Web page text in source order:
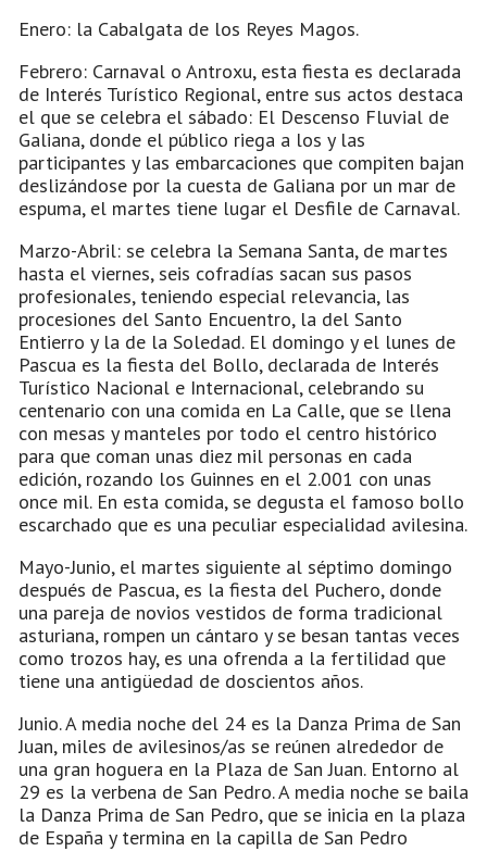
Enero: la Cabalgata de los Reyes Magos.
Febrero: Carnaval o Antroxu, esta fiesta es declarada
de Interés Turístico Regional, entre sus actos destaca
el que se celebra el sábado: El Descenso Fluvial de
Galiana, donde el público riega a los y las
participantes y las embarcaciones que compiten bajan
deslizándose por la cuesta de Galiana por un mar de
espuma, el martes tiene lugar el Desfile de Carnaval.
Marzo-Abril: se celebra la Semana Santa, de martes
hasta el viernes, seis cofradías sacan sus pasos
profesionales, teniendo especial relevancia, las
procesiones del Santo Encuentro, la del Santo
Entierro y la de la Soledad. El domingo y el lunes de
Pascua es la fiesta del Bollo, declarada de Interés
Turístico Nacional e Internacional, celebrando su
centenario con una comida en La Calle, que se llena
con mesas y manteles por todo el centro histórico
para que coman unas diez mil personas en cada
edición, rozando los Guinnes en el 2.001 con unas
once mil. En esta comida, se degusta el famoso bollo
escarchado que es una peculiar especialidad avilesina.
Mayo-Junio, el martes siguiente al séptimo domingo
después de Pascua, es la fiesta del Puchero, donde
una pareja de novios vestidos de forma tradicional
asturiana, rompen un cántaro y se besan tantas veces
como trozos hay, es una ofrenda a la fertilidad que
tiene una antigüedad de doscientos años.
Junio. A media noche del 24 es la Danza Prima de San
Juan, miles de avilesinos/as se reúnen alrededor de
una gran hoguera en la Plaza de San Juan. Entorno al
29 es la verbena de San Pedro. A media noche se baila
la Danza Prima de San Pedro, que se inicia en la plaza
de España y termina en la capilla de San Pedro